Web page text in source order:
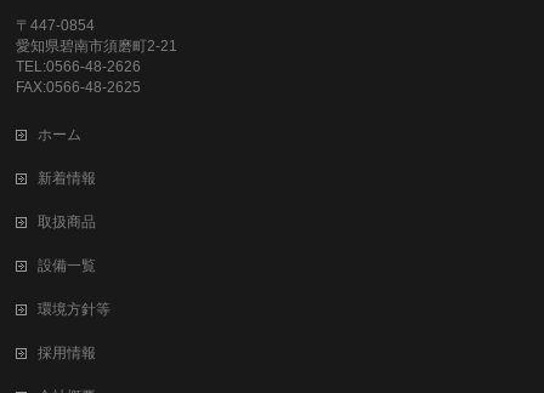
〒447-0854
愛知県碧南市須磨町2-21
TEL:0566-48-2626
FAX:0566-48-2625
ホーム
新着情報
取扱商品
設備一覧
環境方針等
採用情報